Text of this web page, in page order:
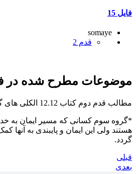
فایل 15
somaye
قدم 2
موضوعات مطرح شده در فایل 15
مطالب قدم دوم کتاب 12.12 الکلی های گمنام ص36
*گروه سوم کسانی که مسیر ایمان به خدا
هستند ولی این ایمان و پایبندی به آنها
گردد.
قبلی
بعدی